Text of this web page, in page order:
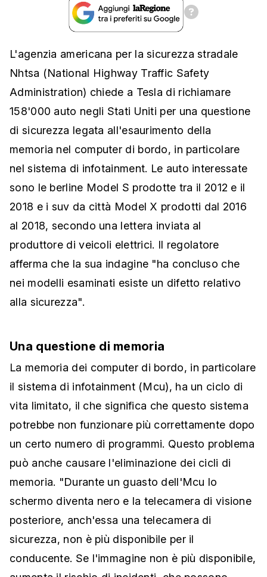
L'agenzia americana per la sicurezza stradale
Nhtsa (National Highway Traffic Safety
Administration) chiede a Tesla di richiamare
158'000 auto negli Stati Uniti per una questione
di sicurezza legata all'esaurimento della
memoria nel computer di bordo, in particolare
nel sistema di infotainment. Le auto interessate
sono le berline Model S prodotte tra il 2012 e il
2018 e i suv da città Model X prodotti dal 2016
al 2018, secondo una lettera inviata al
produttore di veicoli elettrici. Il regolatore
afferma che la sua indagine "ha concluso che
nei modelli esaminati esiste un difetto relativo
alla sicurezza".
Una questione di memoria
La memoria dei computer di bordo, in particolare
il sistema di infotainment (Mcu), ha un ciclo di
vita limitato, il che significa che questo sistema
potrebbe non funzionare più correttamente dopo
un certo numero di programmi. Questo problema
può anche causare l'eliminazione dei cicli di
memoria. "Durante un guasto dell'Mcu lo
schermo diventa nero e la telecamera di visione
posteriore, anch'essa una telecamera di
sicurezza, non è più disponibile per il
conducente. Se l'immagine non è più disponibile,